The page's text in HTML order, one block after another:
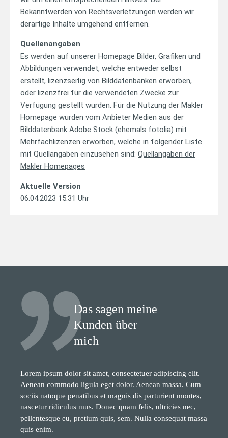
Bekanntwerden von Rechtsverletzungen werden wir
derartige Inhalte umgehend entfernen.
Quellenangaben
Es werden auf unserer Homepage Bilder, Grafiken und
Abbildungen verwendet, welche entweder selbst
erstellt, lizenzseitig von Bilddatenbanken erworben,
oder lizenzfrei für die verwendeten Zwecke zur
Verfügung gestellt wurden. Für die Nutzung der Makler
Homepage wurden vom Anbieter Medien aus der
Bilddatenbank Adobe Stock (ehemals fotolia) mit
Mehrfachlizenzen erworben, welche in folgender Liste
mit Quellangaben einzusehen sind: Quellangaben der
Makler Homepages
Aktuelle Version
06.04.2023 15:31 Uhr
Das sagen meine
Kunden über
mich
Lorem ipsum dolor sit amet, consectetuer adipiscing elit.
Aenean commodo ligula eget dolor. Aenean massa. Cum
sociis natoque penatibus et magnis dis parturient montes,
nascetur ridiculus mus. Donec quam felis, ultricies nec,
pellentesque eu, pretium quis, sem. Nulla consequat massa
quis enim.